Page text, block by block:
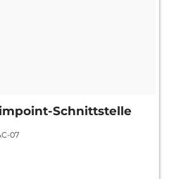
Schnittstelle
07